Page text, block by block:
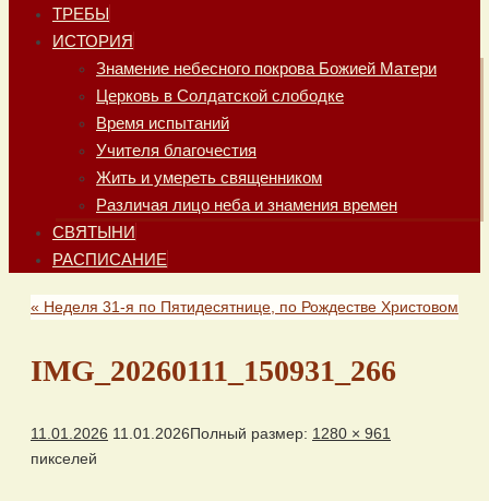
ТРЕБЫ
ИСТОРИЯ
Знамение небесного покрова Божией Матери
Церковь в Солдатской слободке
Время испытаний
Учителя благочестия
Жить и умереть священником
Различая лицо неба и знамения времен
СВЯТЫНИ
РАСПИСАНИЕ
« Неделя 31-я по Пятидесятнице, по Рождестве Христовом
IMG_20260111_150931_266
11.01.2026 11.01.2026Полный размер: 1280 × 961
пикселей